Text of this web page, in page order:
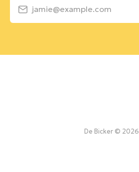
jamie@example.com
De Bicker © 2026